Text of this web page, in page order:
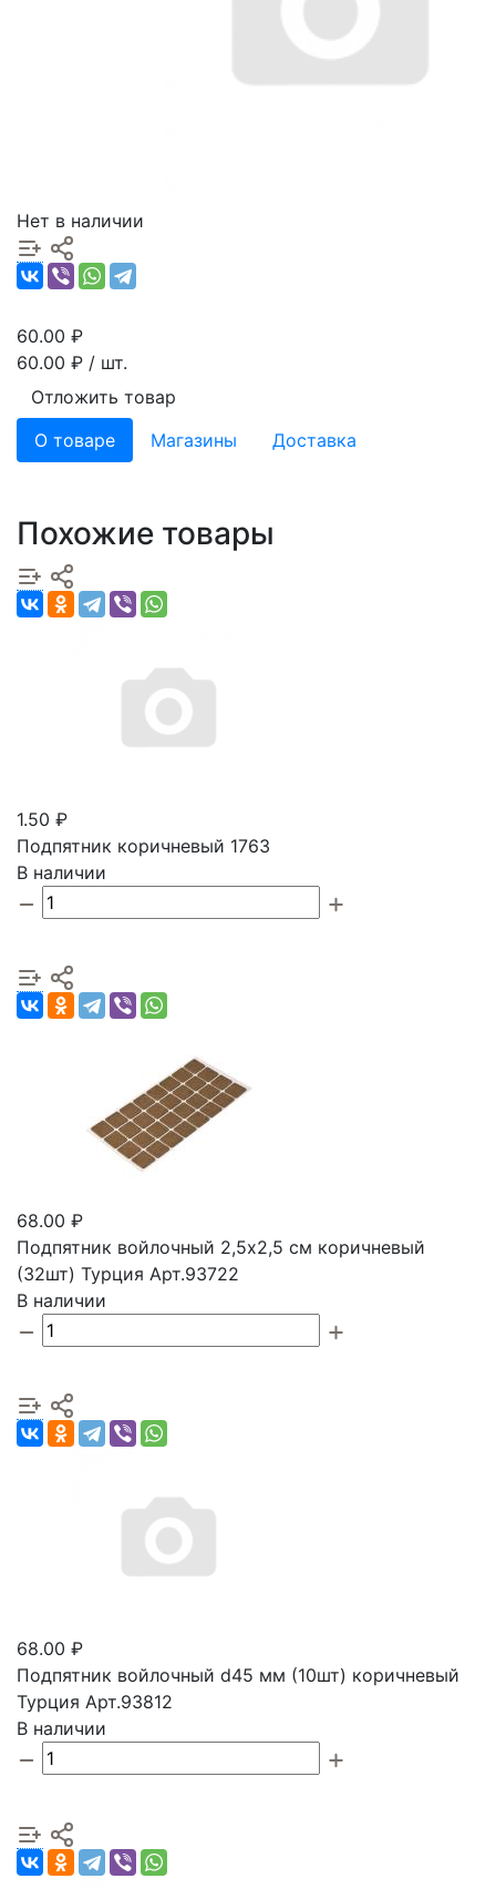
Нет в наличии
60.00 ₽
60.00 ₽ / шт.
Отложить товар
О товаре
Магазины Доставка
Похожие товары
1.50 ₽
Подпятник коричневый 1763
В наличии
68.00 ₽
Подпятник войлочный 2,5х2,5 см коричневый
(32шт) Турция Арт.93722
В наличии
68.00 ₽
Подпятник войлочный d45 мм (10шт) коричневый
Турция Арт.93812
В наличии